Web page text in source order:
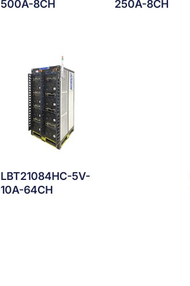
500A-8CH
250A-8CH
LBT21084HC-5V-
10A-64CH